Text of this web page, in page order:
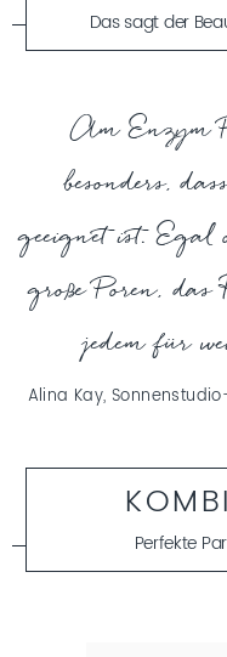
Das sagt der
Am Enzym
besonders,
geeignet ist.
große Poren,
jedem für
Alina Kay,
Perfekte